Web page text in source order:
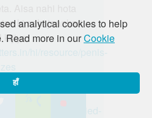
analytical cookies to help
Read more in ourCookie
हाँ
Aisa nahi hota
ki sahi jaankari
kijiye:
hi/resource/penis-
hi/news/penis-
hi/news/worried-